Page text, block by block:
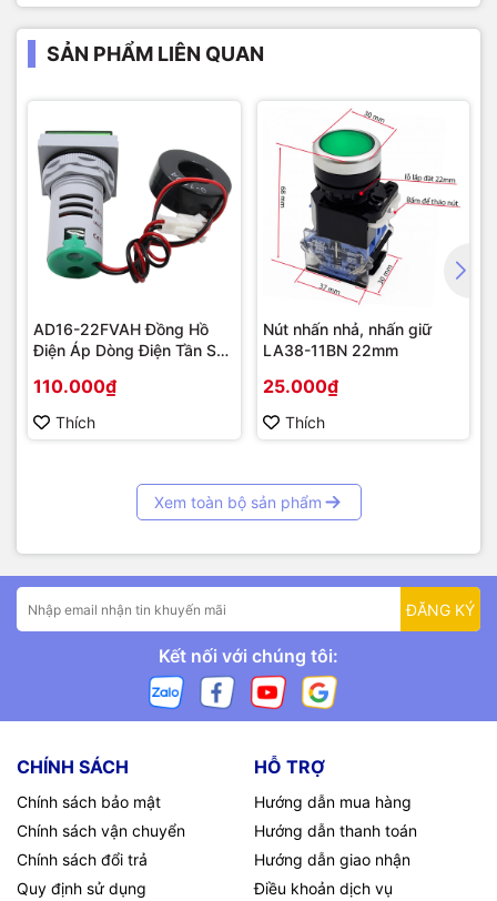
SẢN PHẨM LIÊN QUAN
AD16-22FVAH Đồng Hồ
Điện Áp Dòng Điện Tần Số
110.000₫
Thích
Nút nhấn nhả, nhấn giữ
LA38-11BN 22mm
25.000₫
Thích
Xem toàn bộ sản phẩm
ĐĂNG KÝ
Kết nối với chúng tôi:
CHÍNH SÁCH
Chính sách bảo mật
Chính sách vận chuyển
Chính sách đổi trả
Quy định sử dụng
HỖ TRỢ
Hướng dẫn mua hàng
Hướng dẫn thanh toán
Hướng dẫn giao nhận
Điều khoản dịch vụ